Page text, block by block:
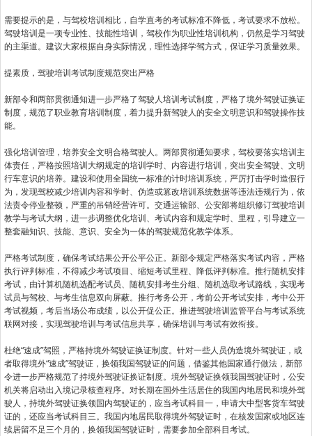
需要提示的是，与驾校培训相比，自学直考的考试标准不降低，考试要求不放松。
驾驶培训是一项专业性、技能性培训，驾校作为职业性培训机构，仍然是学习驾驶
的主渠道。建议大家根据自身实际情况，理性选择学驾方式，保证学习质量效果。
提素质，驾驶培训考试制度规范突出严格
新部令和两部贯彻通知进一步严格了驾驶人培训考试制度，严格了境外驾驶证换证
制度，规范了职业教育培训制度，着力提升新驾驶人的安全文明意识和驾驶操作技
能。
强化培训管理，培养安全文明合格驾驶人。两部贯彻通知要求，驾校要落实培训主
体责任，严格按照培训大纲规定的培训学时、内容进行培训，突出安全驾驶、文明
行车意识的培养。建设和使用全国统一标准的计时培训系统，严厉打击学时造假行
为，发现驾校减少培训内容和学时、伪造或篡改培训系统数据等违法违规行为，依
法责令停业整顿，严重的吊销经营许可。交通运输部、公安部将组织修订驾驶培训
教学与考试大纲，进一步调整优化培训、考试内容和规定学时、里程，引导建立一
整套融知识、技能、意识、安全为一体的驾驶规范化教学体系。
严格考试制度，确保考试结果公开公平公正。新部令规定严格落实考试内容，严格
执行评判标准，不得减少考试项目、缩短考试里程、降低评判标准。推行随机安排
考试，由计算机随机选配考试员、随机安排考生分组、随机选取考试路线，实现考
试员与驾校、与考生信息双向屏蔽。推行考务公开，考前公开考试安排，考中公开
考试视频，考后当场公布成绩，以公开促公正。推进驾驶培训监管平台与考试系统
联网对接，实现驾驶培训与考试信息共享，确保培训与考试有效衔接。
杜绝“速成”驾照，严格持境外驾驶证换证制度。针对一些人员伪造境外驾驶证，或
者取得境外“速成”驾驶证，换领我国驾驶证的问题，借鉴其他国家通行做法，新部
令进一步严格规范了持境外驾驶证换证制度。境外驾驶证换领我国驾驶证时，公安
机关将启动出入境记录核查程序。对长期在国外生活居住的我国内地居民和境外驾
驶人，持境外驾驶证换领国内驾驶证的，应当考试科目一，申请大中型客货车驾驶
证的，还应当考试科目三。我国内地居民取得境外驾驶证时，在核发国家或地区连
续居留不足三个月的，换领我国驾驶证时，需要参加全部科目考试。